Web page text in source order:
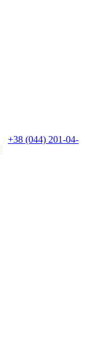
+38 (044) 201-04-